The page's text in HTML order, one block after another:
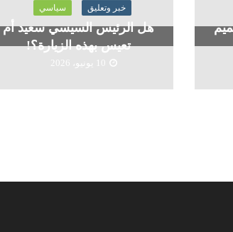
خبر وتعليق سياسي
هل الرئيس السيسي سعيد أم
تعيس بهذه الزيارة؟!
10 يونيو، 2026